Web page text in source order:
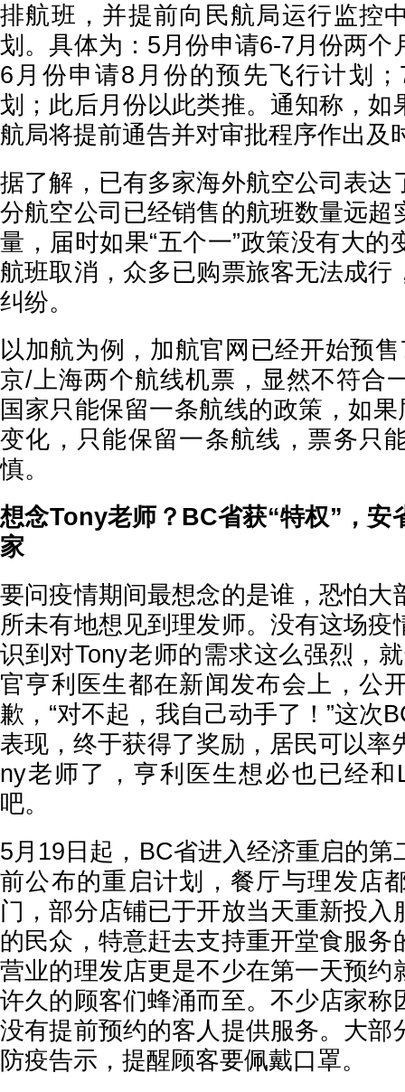
排航班，并提前向民航局运行监控
划。具体为：5月份申请6-7月份两个
6月份申请8月份的预先飞行计划
划；此后月份以此类推。通知称，如
航局将提前通告并对审批程序作出及
据了解，已有多家海外航空公司表达
分航空公司已经销售的航班数量远超
量，届时如果“五个一”政策没有大的
航班取消，众多已购票旅客无法成行
纠纷。
以加航为例，加航官网已经开始预
京/上海两个航线机票，显然不符合
国家只能保留一条航线的政策，如果
变化，只能保留一条航线，票务只
慎。
想念Tony老师？BC省获“特权”，安
家
要问疫情期间最想念的是谁，恐怕大
所未有地想见到理发师。没有这场疫
识到对Tony老师的需求这么强烈，
官亨利医生都在新闻发布会上，公
歉，“对不起，我自己动手了！”这次
表现，终于获得了奖励，居民可以率
ny老师了，亨利医生想必也已经和
吧。
5月19日起，BC省进入经济重启的第
前公布的重启计划，餐厅与理发店
门，部分店铺已于开放当天重新投入
的民众，特意赶去支持重开堂食服务
营业的理发店更是不少在第一天预约
许久的顾客们蜂涌而至。不少店家称
没有提前预约的客人提供服务。大部
防疫告示，提醒顾客要佩戴口罩。